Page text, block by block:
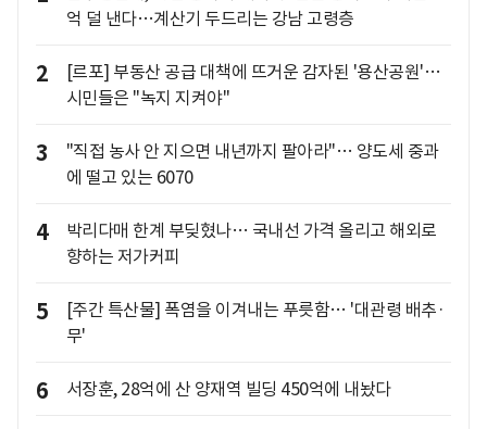
억 덜 낸다…계산기 두드리는 강남 고령층
2
[르포] 부동산 공급 대책에 뜨거운 감자된 '용산공원'…
시민들은 "녹지 지켜야"
3
"직접 농사 안 지으면 내년까지 팔아라"… 양도세 중과
에 떨고 있는 6070
4
박리다매 한계 부딪혔나… 국내선 가격 올리고 해외로
향하는 저가커피
5
[주간 특산물] 폭염을 이겨내는 푸릇함… '대관령 배추·
무'
6 서장훈, 28억에 산 양재역 빌딩 450억에 내놨다